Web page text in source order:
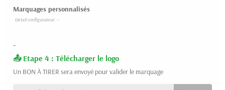
Marquages personnalisés
-
Etape 4 : Télécharger le logo
Un BON À TIRER sera envoyé pour valider le marquage